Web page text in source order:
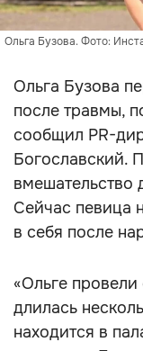
Ольга Бузова. Фото:
Ольга Бузова
после травмы,
сообщил PR-
Богославский.
вмешательство
Сейчас певица
в себя после
«Ольге
длилась
находится в